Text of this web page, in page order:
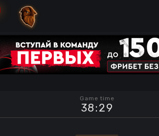
Game time
38:29